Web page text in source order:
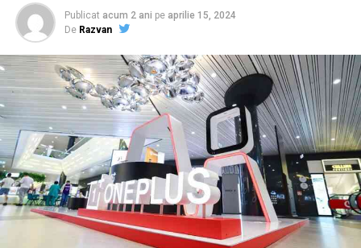
Publicat acum 2 ani pe aprilie 15, 2024
De Razvan